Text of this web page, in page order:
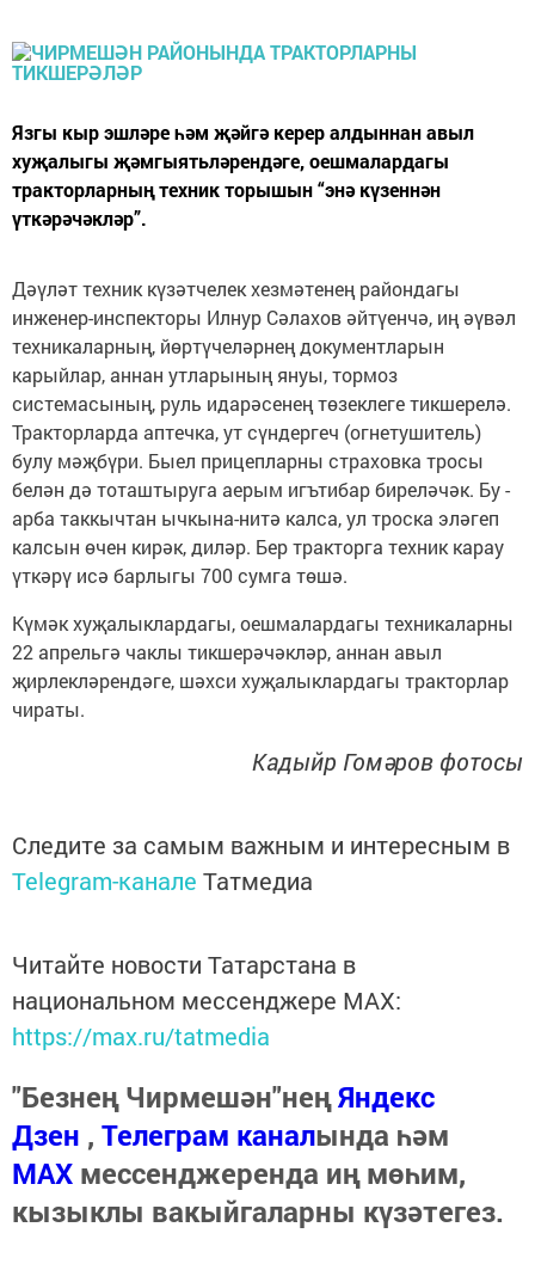
Язгы кыр эшләре һәм җәйгә керер алдыннан авыл
хуҗалыгы җәмгыятьләрендәге, оешмалардагы
тракторларның техник торышын “энә күзеннән
үткәрәчәкләр”.
Дәүләт техник күзәтчелек хезмәтенең райондагы
инженер-инспекторы Илнур Сәлахов әйтүенчә, иң әүвәл
техникаларның, йөртүчеләрнең документларын
карыйлар, аннан утларының януы, тормоз
системасының, руль идарәсенең төзеклеге тикшерелә.
Тракторларда аптечка, ут сүндергеч (огнетушитель)
булу мәҗбүри. Быел прицепларны страховка тросы
белән дә тоташтыруга аерым игътибар биреләчәк. Бу -
арба таккычтан ычкына-нитә калса, ул троска эләгеп
калсын өчен кирәк, диләр. Бер тракторга техник карау
үткәрү исә барлыгы 700 сумга төшә.
Күмәк хуҗалыклардагы, оешмалардагы техникаларны
22 апрельгә чаклы тикшерәчәкләр, аннан авыл
җирлекләрендәге, шәхси хуҗалыклардагы тракторлар
чираты.
Кадыйр Гомәров фотосы
Следите за самым важным и интересным в
Telegram-канале Татмедиа
Читайте новости Татарстана в
национальном мессенджере MАХ:
https://max.ru/tatmedia
"Безнең Чирмешән"неңЯндекс
Дзен , Телеграм каналында һәм
МАХ мессенджеренда иң мөһим,
кызыклы вакыйгаларны күзәтегез.